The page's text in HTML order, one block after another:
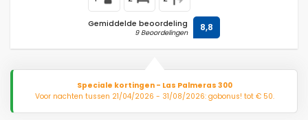
Gemiddelde beoordeling
9 Beoordelingen 8,8
Speciale kortingen - Las Palmeras 300
Voor nachten tussen 21/04/2026 - 31/08/2026: gobonus! tot € 50.